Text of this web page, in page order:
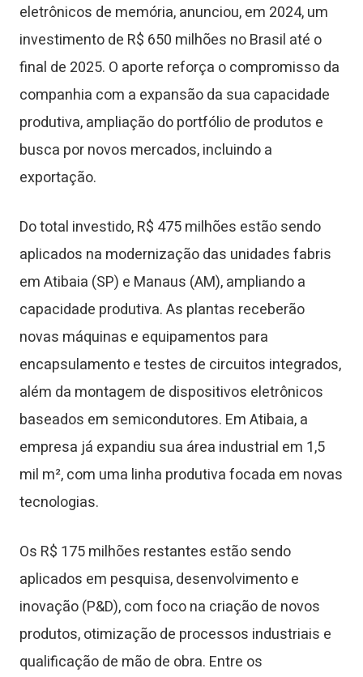
eletrônicos de memória, anunciou, em 2024, um
investimento de R$ 650 milhões no Brasil até o
final de 2025. O aporte reforça o compromisso da
companhia com a expansão da sua capacidade
produtiva, ampliação do portfólio de produtos e
busca por novos mercados, incluindo a
exportação.
Do total investido, R$ 475 milhões estão sendo
aplicados na modernização das unidades fabris
em Atibaia (SP) e Manaus (AM), ampliando a
capacidade produtiva. As plantas receberão
novas máquinas e equipamentos para
encapsulamento e testes de circuitos integrados,
além da montagem de dispositivos eletrônicos
baseados em semicondutores. Em Atibaia, a
empresa já expandiu sua área industrial em 1,5
mil m², com uma linha produtiva focada em novas
tecnologias.
Os R$ 175 milhões restantes estão sendo
aplicados em pesquisa, desenvolvimento e
inovação (P&D), com foco na criação de novos
produtos, otimização de processos industriais e
qualificação de mão de obra. Entre os